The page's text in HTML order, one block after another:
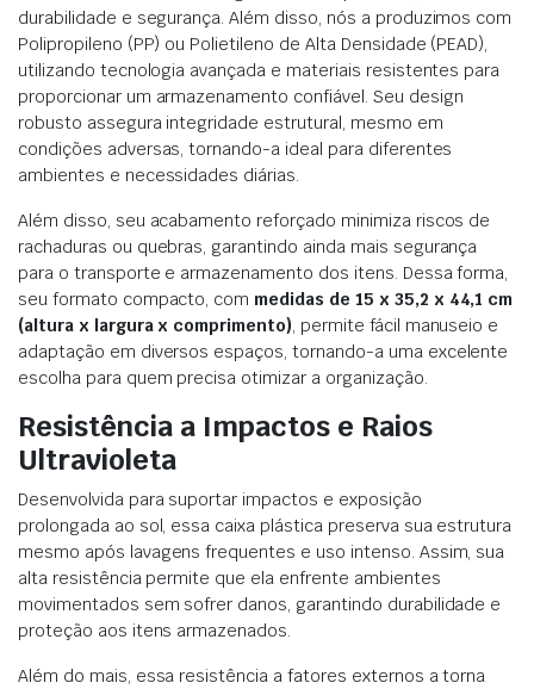
durabilidade e segurança. Além disso, nós a produzimos com
Polipropileno (PP) ou Polietileno de Alta Densidade (PEAD),
utilizando tecnologia avançada e materiais resistentes para
proporcionar um armazenamento confiável. Seu design
robusto assegura integridade estrutural, mesmo em
condições adversas, tornando-a ideal para diferentes
ambientes e necessidades diárias.
Além disso, seu acabamento reforçado minimiza riscos de
rachaduras ou quebras, garantindo ainda mais segurança
para o transporte e armazenamento dos itens. Dessa forma,
seu formato compacto, com medidas de 15 x 35,2 x 44,1 cm
(altura x largura x comprimento) , permite fácil manuseio e
adaptação em diversos espaços, tornando-a uma excelente
escolha para quem precisa otimizar a organização.
Resistência a Impactos e Raios
Ultravioleta
Desenvolvida para suportar impactos e exposição
prolongada ao sol, essa caixa plástica preserva sua estrutura
mesmo após lavagens frequentes e uso intenso. Assim, sua
alta resistência permite que ela enfrente ambientes
movimentados sem sofrer danos, garantindo durabilidade e
proteção aos itens armazenados.
Além do mais, essa resistência a fatores externos a torna